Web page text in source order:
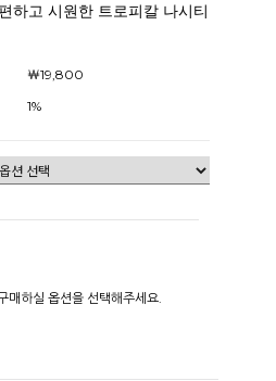
하고 시원한 트로피칼 나시티
￦19,800
1%
매하실 옵션을 선택해주세요.